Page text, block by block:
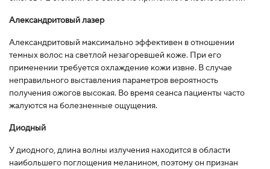
Александритовый лазер
Александритовый максимально эффективен в отношении
темных волос на светлой незагоревшей коже. При его
применении требуется охлаждение кожи извне. В случае
неправильного выставления параметров вероятность
получения ожогов высокая. Во время сеанса пациенты часто
жалуются на болезненные ощущения.
Диодный
У диодного, длина волны излучения находится в области
наибольшего поглощения меланином, поэтому он признан